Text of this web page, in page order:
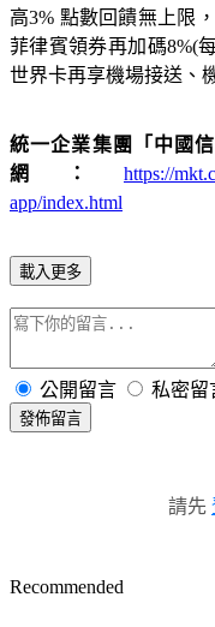
高3% 點數回饋無上限
菲律賓領券再加碼8%(
世界卡再享機場接送、
統一企業集團「中國
網： https://
app/index.html
載入更多
公開留言 私密留
發佈留言
請先
Recommended